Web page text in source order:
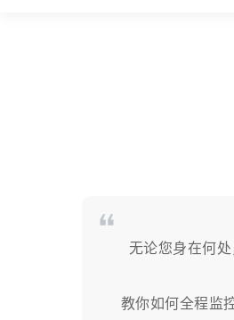
无论您身在何
教你如何全程监